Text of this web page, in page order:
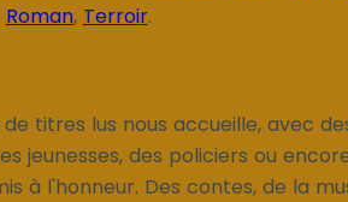
Roman, Terroir.
titres lus nous accueille, avec
jeunesses, des policiers ou
à l'honneur. Des contes, de la